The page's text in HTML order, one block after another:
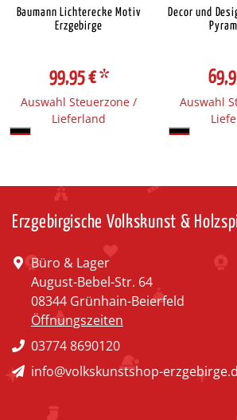
Baumann Lichterecke Motiv
Erzgebirge
99,95 €*
Auswahl Steuerzone /
Lieferland
Decor und
Auswahl
Erzgebirgische Volkskunst &
Büro & Lager
August-Bebel-Str. 64
08344 Grünhain-Beierfeld
Öffnungszeiten
03774 8690120
info@volkskunstshop-